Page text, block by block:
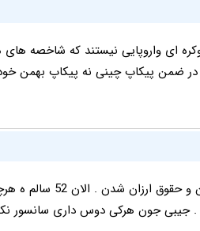
ای واروپایی نیستند که شاخصه
ضمن پیکاپ چینی نه پیکاپ بهمن
ملت ایران محکوم به
. جیبی جون هرکی دوس داری سانسور